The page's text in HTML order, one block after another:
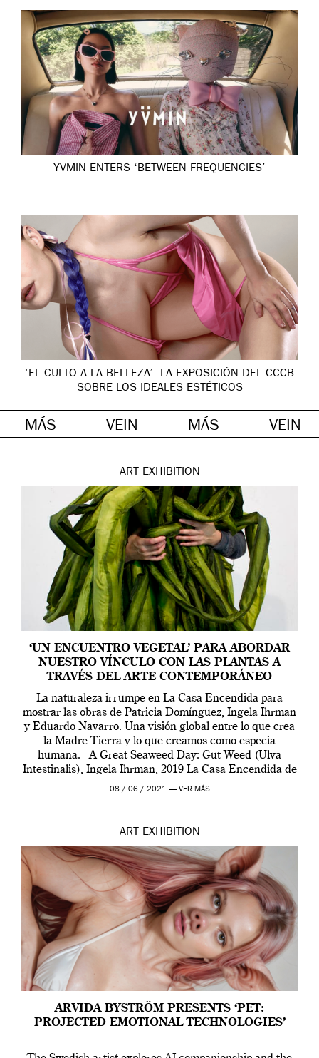
YVMIN ENTERS ‘BETWEEN FREQUENCIES’
‘EL CULTO A LA BELLEZA’: LA EXPOSICIÓN DEL CCCB
SOBRE LOS IDEALES ESTÉTICOS
MÁS VEIN MÁS VEIN
ART EXHIBITION
‘UN ENCUENTRO VEGETAL’ PARA ABORDAR
NUESTRO VÍNCULO CON LAS PLANTAS A
TRAVÉS DEL ARTE CONTEMPORÁNEO
La naturaleza irrumpe en La Casa Encendida para
mostrar las obras de Patricia Domínguez, Ingela Ihrman
y Eduardo Navarro. Una visión global entre lo que crea
la Madre Tierra y lo que creamos como especia
humana. A Great Seaweed Day: Gut Weed (Ulva
Intestinalis), Ingela Ihrman, 2019 La Casa Encendida de
Madrid y la Wellcome […]
08 / 06 / 2021 — VER MÁS
ART EXHIBITION
ARVIDA BYSTRÖM PRESENTS ‘PET:
PROJECTED EMOTIONAL TECHNOLOGIES’